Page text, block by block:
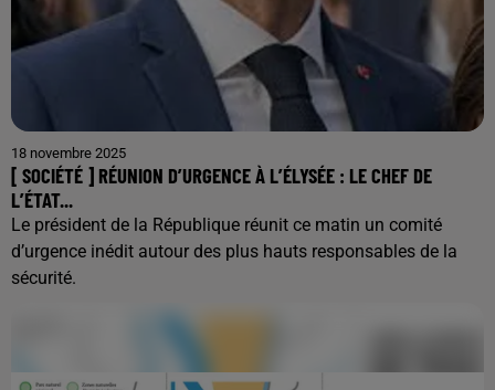
18 novembre 2025
[ SOCIÉTÉ ] RÉUNION D’URGENCE À L’ÉLYSÉE : LE CHEF DE
L’ÉTAT...
Le président de la République réunit ce matin un comité
d’urgence inédit autour des plus hauts responsables de la
sécurité.